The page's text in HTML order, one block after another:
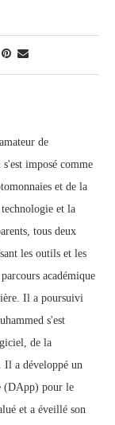
de
imposé comme
et de la
et la
tous deux
les outils et les
académique
Il a poursuivi
s'est
de la
Il a développé un
(DApp) pour le
et a éveillé son